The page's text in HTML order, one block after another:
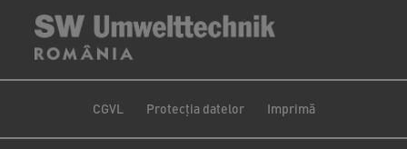
CGVL Protecția datelor Imprimă